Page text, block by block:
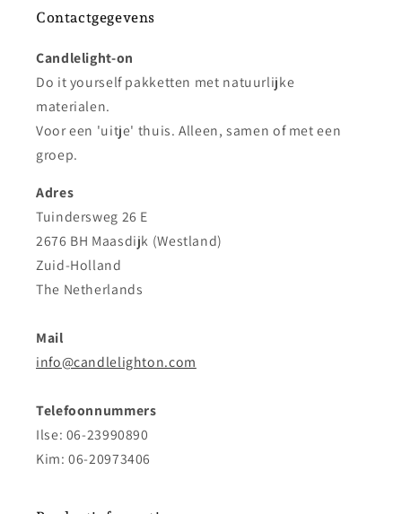
Contactgegevens
Candlelight-on
Do it yourself pakketten met natuurlijke
materialen.
Voor een 'uitje' thuis. Alleen, samen of met een
groep.
Adres
Tuindersweg 26 E
2676 BH Maasdijk (Westland)
Zuid-Holland
The Netherlands
Mail
info@candlelighton.com
Telefoonnummers
Ilse: 06-23990890
Kim: 06-20973406